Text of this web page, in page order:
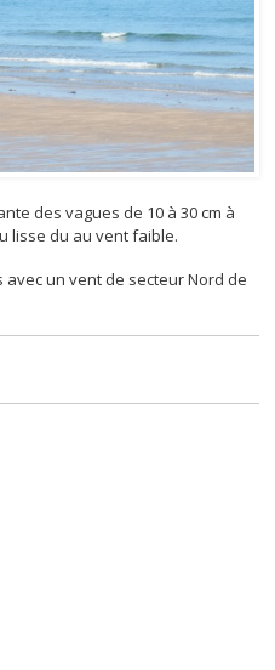
des vagues de 10 à 30 cm à
lisse du au vent faible.
avec un vent de secteur Nord de